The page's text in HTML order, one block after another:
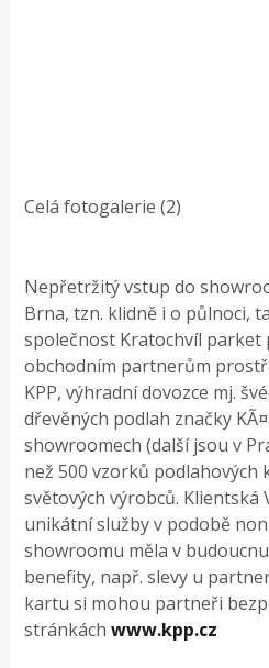
Celá fotogalerie (2)
Nepřetržitý vstup do
Brna, tzn. klidně i o půlnoci,
společnost Kratochvíl parket
obchodním partnerům
KPP, výhradní dovozce mj.
dřevěných podlah značky
showroomech (další jsou v
než 500 vzorků podlahových
světových výrobců. Klientská
unikátní služby v podobě
showroomu měla v
benefity, např. slevy u
kartu si mohou partneři
stránkáchwww.kpp.cz